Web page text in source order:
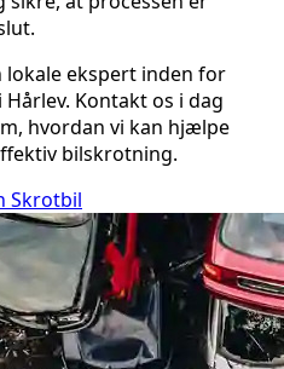
ekspert inden for
Kontakt os i dag
hvordan vi kan hjælpe
bilskrotning.
Skrotbil